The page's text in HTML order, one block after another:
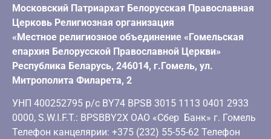
Московский Патриархат Белорусская Православная
Церковь Религиозная организация
«Местное религиозное объединение «Гомельская
епархия Белорусской Православной Церкви»
Республика Беларусь, 246014, г.Гомель, ул.
Митрополита Филарета, 2
УНП 400252795 р/с BY74 BPSB 3015 1113 0401 2933
0000, S.W.I.F.T.: BPSBBY2X ОАО «Сбер Банк» г. Гомель
Телефон канцелярии: +375 (232) 55-55-62 Телефон